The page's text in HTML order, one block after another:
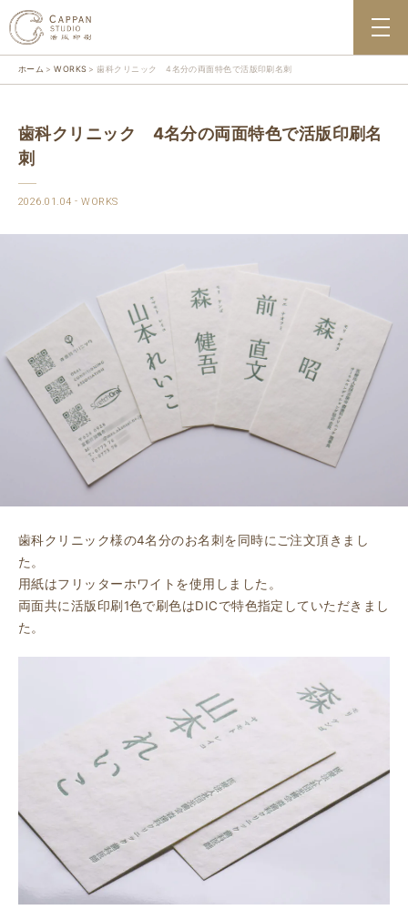
ホーム WORKS 歯科クリニック 4名分の両面特色で活版印刷名刺
歯科クリニック 4名分の両面特色で活版印刷名
刺
2026.01.04 WORKS
歯科クリニック様の4名分のお名刺を同時にご注文頂きまし
た。
用紙はフリッターホワイトを使用しました。
両面共に活版印刷1色で刷色はDICで特色指定していただきまし
た。